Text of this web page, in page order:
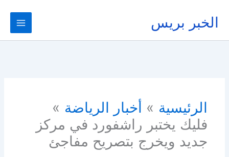
المحتوى
الخبر بريس
الرئيسية
أخبار الرياضة
فليك يختبر راشفورد في مركز
جديد ويخرج بتصريح مفاجئ